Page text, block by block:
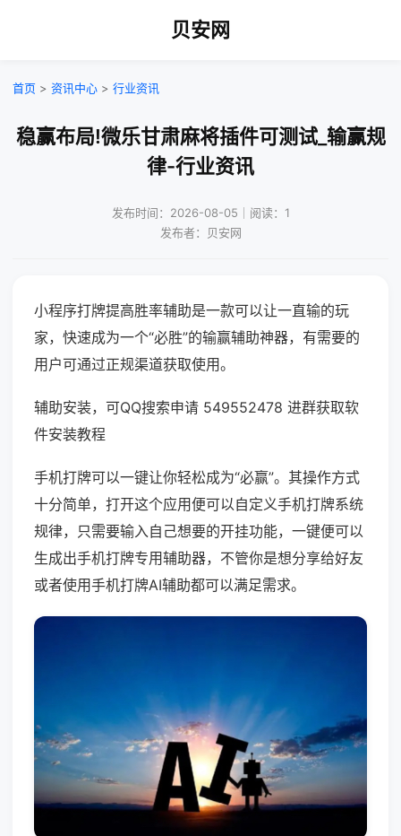
贝安网
首页 > 资讯中心 > 行业资讯
稳赢布局!微乐甘肃麻将插件可测试_输赢规
律-行业资讯
发布时间：2026-08-05｜阅读：1
发布者：贝安网
小程序打牌提高胜率辅助是一款可以让一直输的玩
家，快速成为一个“必胜”的输赢辅助神器，有需要的
用户可通过正规渠道获取使用。
辅助安装，可QQ搜索申请 549552478 进群获取软
件安装教程
手机打牌可以一键让你轻松成为“必赢”。其操作方式
十分简单，打开这个应用便可以自定义手机打牌系统
规律，只需要输入自己想要的开挂功能，一键便可以
生成出手机打牌专用辅助器，不管你是想分享给好友
或者使用手机打牌AI辅助都可以满足需求。